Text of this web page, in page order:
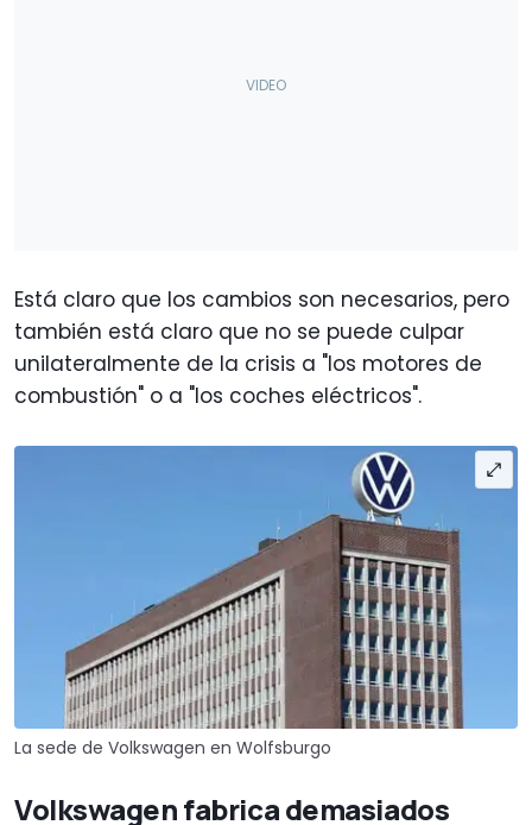
Está claro que los cambios son necesarios, pero
también está claro que no se puede culpar
unilateralmente de la crisis a "los motores de
combustión" o a "los coches eléctricos".
La sede de Volkswagen en Wolfsburgo
Volkswagen fabrica demasiados